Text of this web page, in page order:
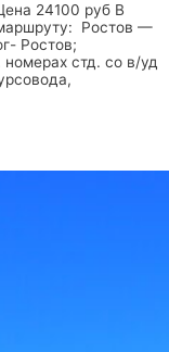
24100 руб В
Ростов —
Ростов;
стд. со в/уд